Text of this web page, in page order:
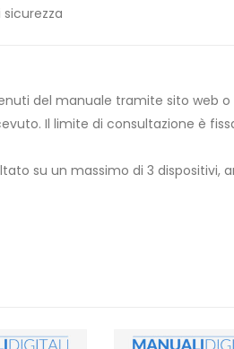
del manuale tramite sito web
Il limite di consultazione è
su un massimo di 3 dispositivi,